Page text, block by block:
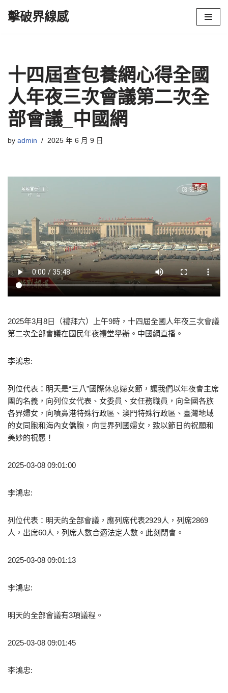
擊破界線感
十四屆查包養網心得全國
人年夜三次會議第二次全
部會議_中國網
by admin 2025 年 6 月 9 日
2025年3月8日（禮拜六）上午9時，十四屆全國人年夜三次會議
第二次全部會議在國民年夜禮堂舉辦。中國網直播。
李鴻忠:
列位代表：明天是“三八”國際休息婦女節，讓我們以年夜會主席
團的名義，向列位女代表、女委員、女任務職員，向全國各族
各界婦女，向噴鼻港特殊行政區、澳門特殊行政區、臺灣地域
的女同胞和海內女僑胞，向世界列國婦女，致以節日的祝願和
美妙的祝愿！
2025-03-08 09:01:00
李鴻忠:
列位代表：明天的全部會議，應列席代表2929人，列席2869
人，出席60人，列席人數合適法定人數。此刻閉會。
2025-03-08 09:01:13
李鴻忠:
明天的全部會議有3項議程。
2025-03-08 09:01:45
李鴻忠: